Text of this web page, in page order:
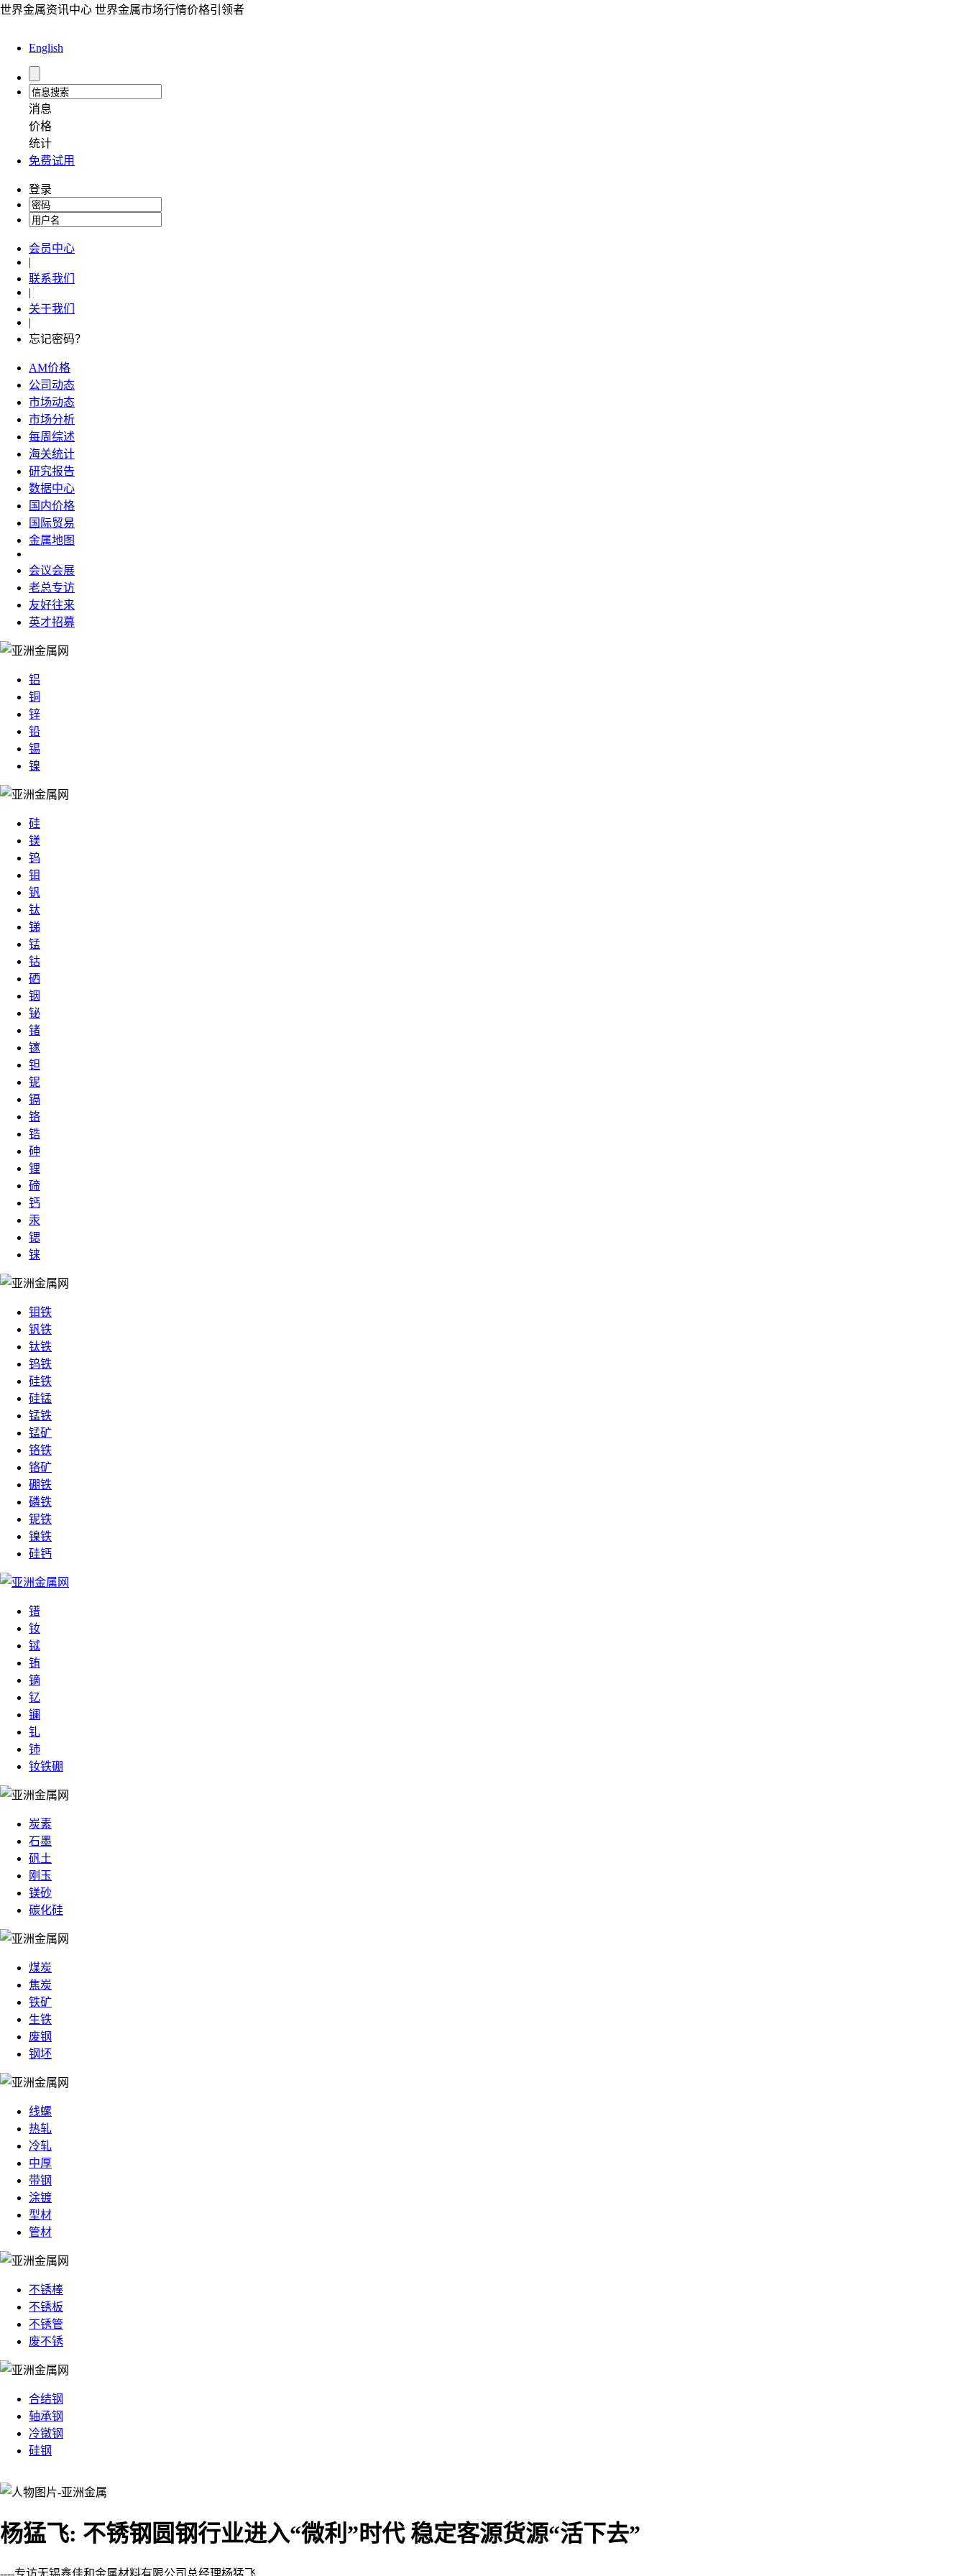
世界金属资讯中心 世界金属市场行情价格引领者
English
消息
价格
统计
免费试用
登录
会员中心
|
联系我们
|
关于我们
|
忘记密码？
AM价格
公司动态
市场动态
市场分析
每周综述
海关统计
研究报告
数据中心
国内价格
国际贸易
金属地图
会议会展
老总专访
友好往来
英才招募
铝
铜
锌
铅
锡
镍
硅
镁
钨
钼
钒
钛
锑
锰
钴
硒
铟
铋
锗
镓
钽
铌
镉
铬
锆
砷
锂
碲
钙
汞
锶
铼
钼铁
钒铁
钛铁
钨铁
硅铁
硅锰
锰铁
锰矿
铬铁
铬矿
硼铁
磷铁
铌铁
镍铁
硅钙
镨
钕
铽
铕
镝
钇
镧
钆
铈
钕铁硼
炭素
石墨
矾土
刚玉
镁砂
碳化硅
煤炭
焦炭
铁矿
生铁
废钢
钢坯
线螺
热轧
冷轧
中厚
带钢
涂镀
型材
管材
不锈棒
不锈板
不锈管
废不锈
合结钢
轴承钢
冷镦钢
硅钢
杨猛飞: 不锈钢圆钢行业进入“微利”时代 稳定客源货源“活下去”
----专访无锡鑫佳和金属材料有限公司总经理杨猛飞